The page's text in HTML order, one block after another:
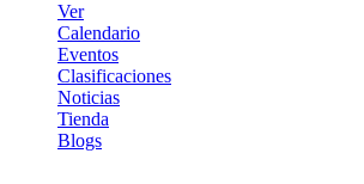
Ver
Calendario
Eventos
Clasificaciones
Noticias
Tienda
Blogs